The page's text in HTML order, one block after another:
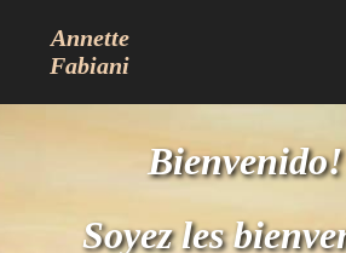
Annette
Fabiani
Bienvenido!
Soyez les